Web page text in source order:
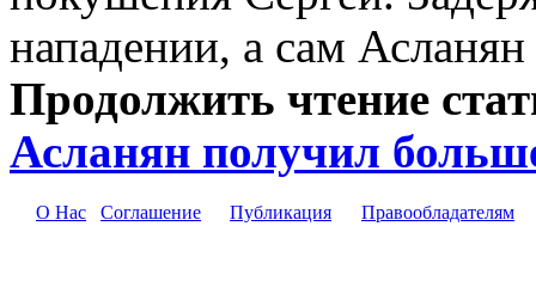
нападении, а сам
Продолжить чтение
Асланян получил
О Нас Соглашение Публикация Правообладателям